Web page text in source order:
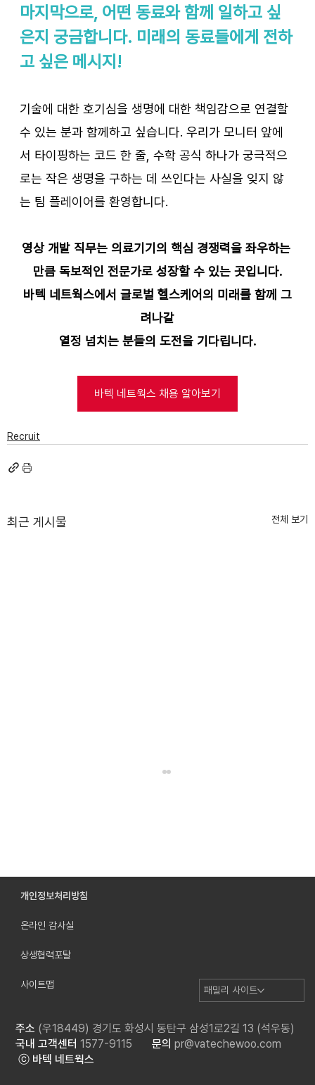
마지막으로, 어떤 동료와 함께 일하고 싶
은지 궁금합니다. 미래의 동료들에게 전하
고 싶은 메시지!
기술에 대한 호기심을 생명에 대한 책임감으로 연결할
수 있는 분과 함께하고 싶습니다. 우리가 모니터 앞에
서 타이핑하는 코드 한 줄, 수학 공식 하나가 궁극적으
로는 작은 생명을 구하는 데 쓰인다는 사실을 잊지 않
는 팀 플레이어를 환영합니다.
영상 개발 직무는 의료기기의 핵심 경쟁력을 좌우하는
만큼 독보적인 전문가로 성장할 수 있는 곳입니다.
바텍 네트웍스에서 글로벌 헬스케어의 미래를 함께 그
려나갈
열정 넘치는 분들의 도전을 기다립니다.
바텍 네트웍스 채용 알아보기
Recruit
최근 게시물 전체 보기
개인정보처리방침
온라인 감사실
상생협력포탈
사이트맵
패밀리 사이트
주소 (우18449) 경기도 화성시 동탄구 삼성1로2길 13 (석우동)
국내 고객센터 1577-9115 문의 pr@vatechewoo.com
ⓒ 바텍 네트웍스